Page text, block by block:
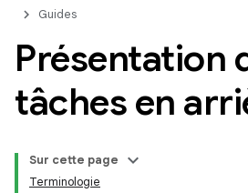
Guides
Présentation
tâches en
Sur cette page
Terminologie